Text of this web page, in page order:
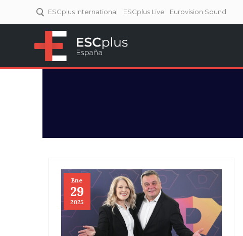
ESCplus International ESCplus Live Eurovision Sound
Ene
29
2025